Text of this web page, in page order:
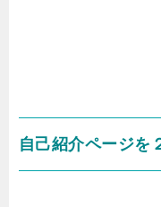
自己紹介ページを